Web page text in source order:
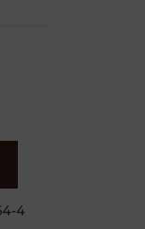
4